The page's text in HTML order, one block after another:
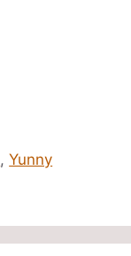
,Yunny